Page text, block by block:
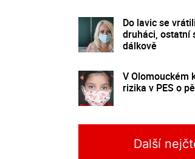
Do lavic se
druháci, ostatní
dálkově
V Olomouckém
rizika v PES o
Další